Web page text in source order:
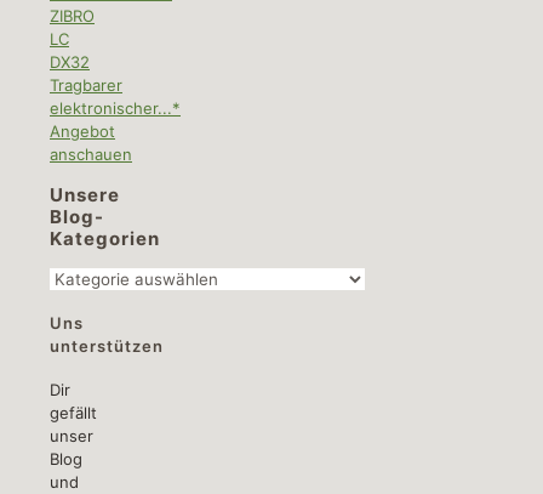
ZIBRO
LC
DX32
Tragbarer
elektronischer...*
Angebot
anschauen
Unsere
Blog-
Kategorien
Unsere
Kategorien
Uns
unterstützen
Dir
gefällt
unser
Blog
und